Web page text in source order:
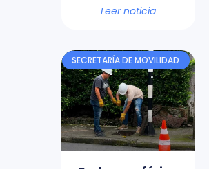
Leer noticia
SECRETARÍA DE MOVILIDAD